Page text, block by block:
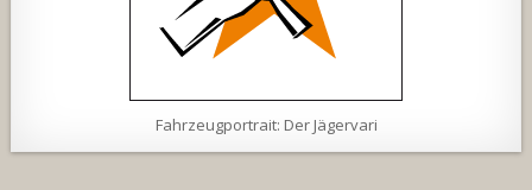
Fahrzeugportrait: Der Jägervari